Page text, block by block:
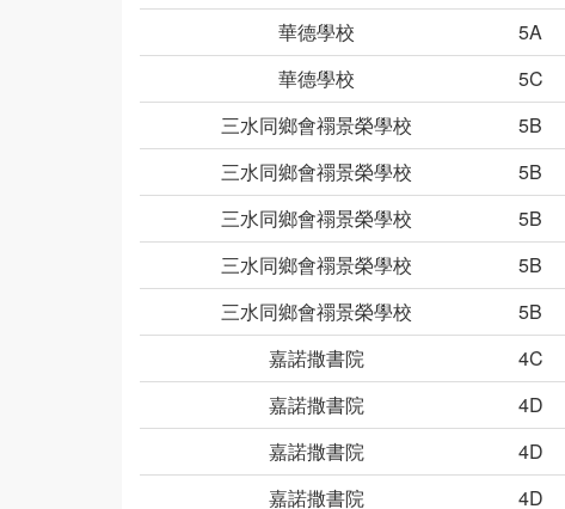
華德學校
5A
華德學校
5C
三水同鄉會禤景榮學校
5B
三水同鄉會禤景榮學校
5B
三水同鄉會禤景榮學校
5B
三水同鄉會禤景榮學校
5B
三水同鄉會禤景榮學校
5B
嘉諾撒書院
4C
嘉諾撒書院
4D
嘉諾撒書院
4D
嘉諾撒書院
4D